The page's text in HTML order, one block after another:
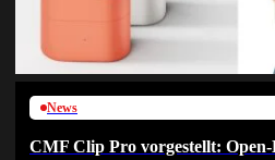
News
CMF Clip Pro vorgestellt: